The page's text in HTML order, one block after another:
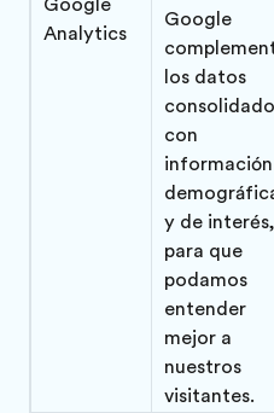
Google
Analytics
Google
los datos
con
información
y de interés,
para que
podamos
entender
mejor a
nuestros
visitantes.